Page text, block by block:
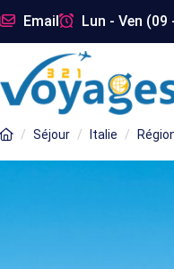
Email Lun - Ven (09
Séjour Italie